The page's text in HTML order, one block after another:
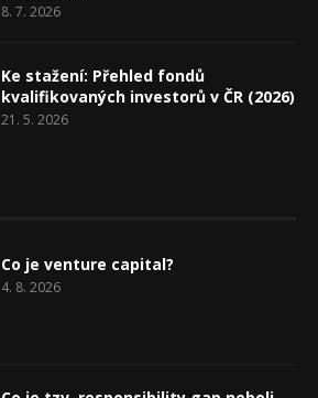
8. 7. 2026
Ke stažení: Přehled fondů
kvalifikovaných investorů v ČR (2026)
21. 5. 2026
Co je venture capital?
4. 8. 2026